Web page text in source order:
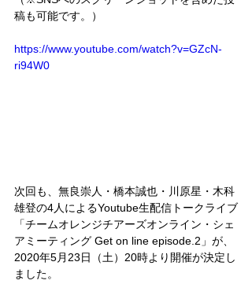
稿も可能です。）
https://www.youtube.com/watch?v=GZcN-
ri94W0
次回も、無良崇人・橋本誠也・川原星・木科
雄登の4人によるYoutube生配信トークライブ
「チームオレンジチアーズオンライン・シェ
アミーティング Get on line episode.2」が、
2020年5月23日（土）20時より開催が決定し
ました。